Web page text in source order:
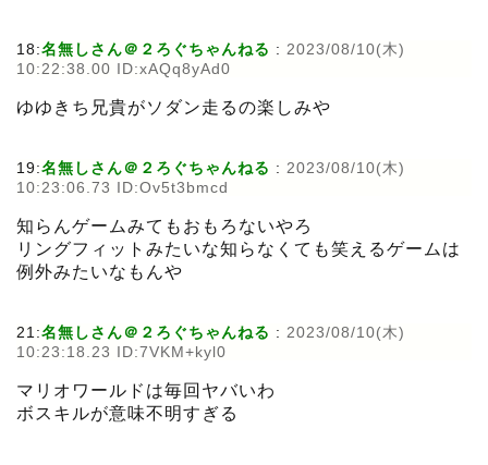
18:名無しさん＠２ろぐちゃんねる : 2023/08/10(木)
10:22:38.00 ID:xAQq8yAd0
ゆゆきち兄貴がソダン走るの楽しみや
19:名無しさん＠２ろぐちゃんねる : 2023/08/10(木)
10:23:06.73 ID:Ov5t3bmcd
知らんゲームみてもおもろないやろ
リングフィットみたいな知らなくても笑えるゲームは
例外みたいなもんや
21:名無しさん＠２ろぐちゃんねる : 2023/08/10(木)
10:23:18.23 ID:7VKM+kyl0
マリオワールドは毎回ヤバいわ
ボスキルが意味不明すぎる